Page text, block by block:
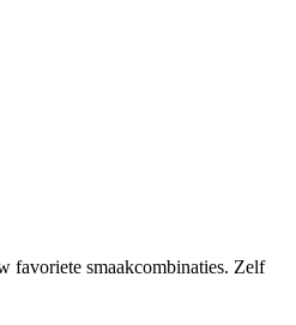
favoriete smaakcombinaties. Zelf